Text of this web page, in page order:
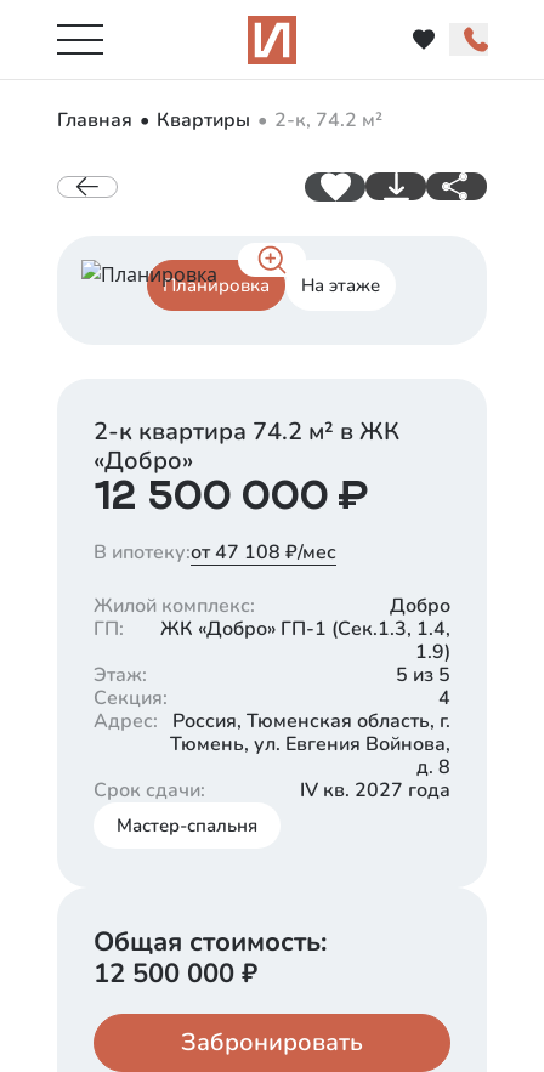
Главная Квартиры 2-к, 74.2 м²
Планировка На этаже
2-к квартира 74.2 м² в ЖК
«Добро»
12 500 000 ₽
В ипотеку:от 47 108 ₽/мес
Жилой комплекс:
Добро
ГП:
ЖК «Добро» ГП-1 (Cек.1.3, 1.4,
1.9)
Этаж:
5 из 5
Секция:
4
Адрес:
Россия, Тюменская область, г.
Тюмень, ул. Евгения Войнова,
д. 8
Срок сдачи: IV кв. 2027 года
Мастер-спальня
Общая стоимость:
12 500 000₽
Забронировать